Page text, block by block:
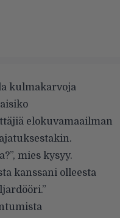
kulmakarvoja
elokuvamaailman
mies kysyy.
kanssani olleesta